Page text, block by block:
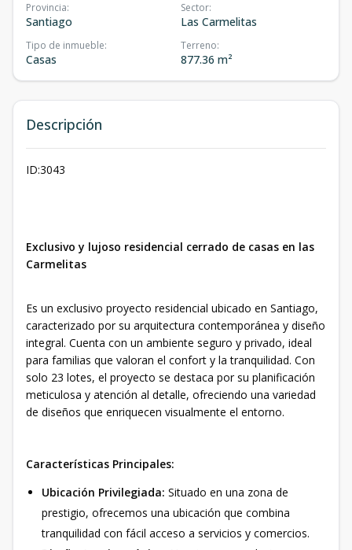
Provincia:
Santiago
Sector:
Las Carmelitas
Tipo de inmueble:
Casas
Terreno:
877.36 m²
Descripción
ID:3043
Exclusivo y lujoso residencial cerrado de casas en las
Carmelitas
Es un exclusivo proyecto residencial ubicado en Santiago,
caracterizado por su arquitectura contemporánea y diseño
integral. Cuenta con un ambiente seguro y privado, ideal
para familias que valoran el confort y la tranquilidad. Con
solo 23 lotes, el proyecto se destaca por su planificación
meticulosa y atención al detalle, ofreciendo una variedad
de diseños que enriquecen visualmente el entorno.
Características Principales:
Ubicación Privilegiada: Situado en una zona de
prestigio, ofrecemos una ubicación que combina
tranquilidad con fácil acceso a servicios y comercios.